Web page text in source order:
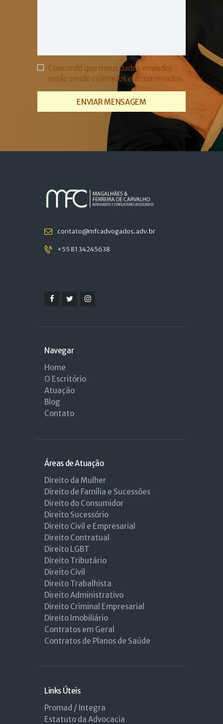
Concordo que meus dados enviados
estão sendo coletados e armazenados.
contato@mfcadvogados.adv.br
+55 81 34245638
Navegar
Home
O Escritório
Atuação
Blog
Contato
Áreas de Atuação
Direito da Mulher
Direito de Família e Sucessões
Direito do Consumidor
Direito Sucessório
Direito Civil e Empresarial
Direito Contratual
Direito LGBT
Direito Tributário
Direito Civil
Direito Trabalhista
Direito Administrativo
Direito Criminal Empresarial
Direito Imobiliário
Contratos em Geral
Contratos de Planos de Saúde
Links Úteis
Promad / Integra
Estatuto da Advocacia